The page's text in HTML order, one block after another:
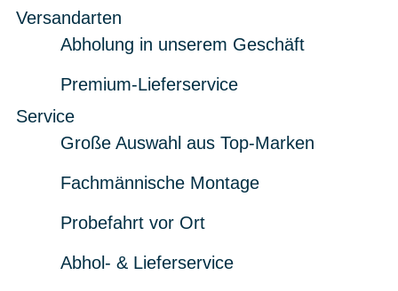
Versandarten
Abholung in unserem Geschäft
Premium-Lieferservice
Service
Große Auswahl aus Top-Marken
Fachmännische Montage
Probefahrt vor Ort
Abhol- & Lieferservice